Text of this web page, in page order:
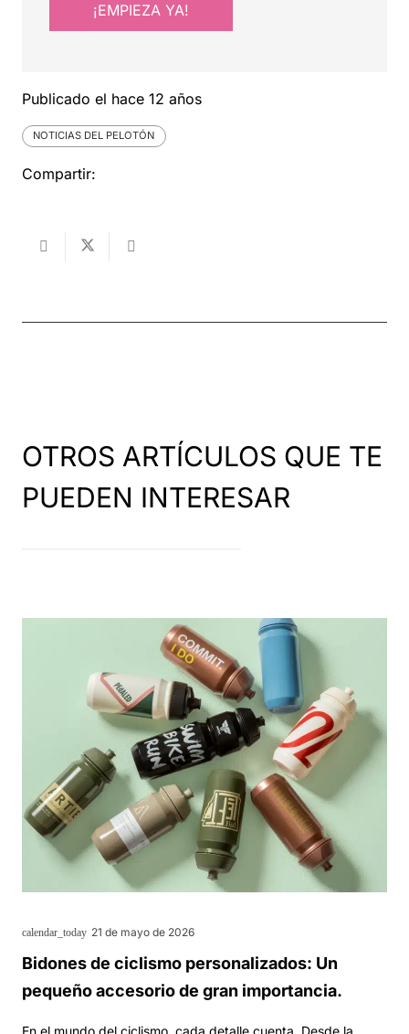
¡EMPIEZA YA!
Publicado el hace 12 años
NOTICIAS DEL PELOTÓN
Compartir:
OTROS ARTÍCULOS QUE TE
PUEDEN INTERESAR
calendar_today 21 de mayo de 2026
Bidones de ciclismo personalizados: Un
pequeño accesorio de gran importancia.
En el mundo del ciclismo, cada detalle cuenta. Desde la